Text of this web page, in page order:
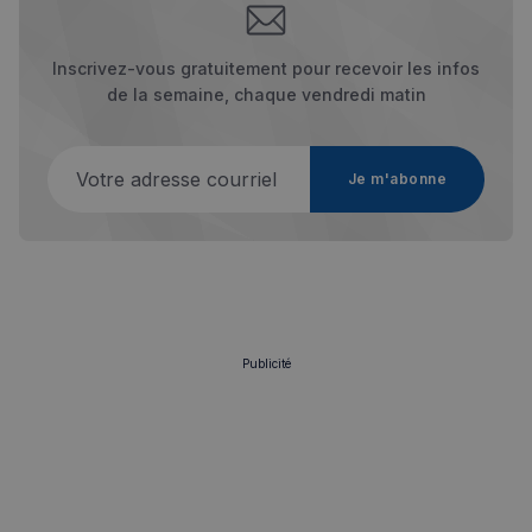
Inscrivez-vous gratuitement pour recevoir les infos
de la semaine, chaque vendredi matin
Je m'abonne
Publicité